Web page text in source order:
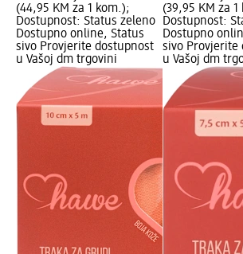
(44,95 KM za 1 kom.);
Dostupnost: Status zeleno
Dostupno online, Status
sivo Provjerite dostupnost
u Vašoj dm trgovini
(39,95 KM za 1
Dostupnost:
Dostupno
sivo Provjerite
u Vašoj dm